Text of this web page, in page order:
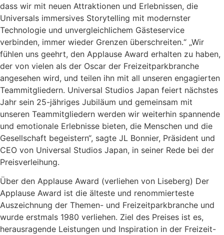
dass wir mit neuen Attraktionen und Erlebnissen, die
Universals immersives Storytelling mit modernster
Technologie und unvergleichlichem Gästeservice
verbinden, immer wieder Grenzen überschreiten.“ „Wir
fühlen uns geehrt, den Applause Award erhalten zu haben,
der von vielen als der Oscar der Freizeitparkbranche
angesehen wird, und teilen ihn mit all unseren engagierten
Teammitgliedern. Universal Studios Japan feiert nächstes
Jahr sein 25-jähriges Jubiläum und gemeinsam mit
unseren Teammitgliedern werden wir weiterhin spannende
und emotionale Erlebnisse bieten, die Menschen und die
Gesellschaft begeistern“, sagte JL Bonnier, Präsident und
CEO von Universal Studios Japan, in seiner Rede bei der
Preisverleihung.
Über den Applause Award (verliehen von Liseberg) Der
Applause Award ist die älteste und renommierteste
Auszeichnung der Themen- und Freizeitparkbranche und
wurde erstmals 1980 verliehen. Ziel des Preises ist es,
herausragende Leistungen und Inspiration in der Freizeit-